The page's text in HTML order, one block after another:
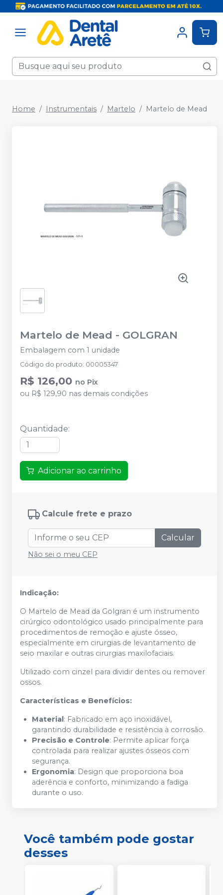
Home Instrumentais Martelo Martelo de Mead
Martelo de Mead - GOLGRAN
Embalagem com 1 unidade
Código do produto: 00005347
R$ 126,00 no Pix
ou R$ 129,90 nas demais condições
Quantidade:
Adicionar ao carrinho
Calcule frete e prazo
Calcular
Não sei o meu CEP
Indicação:
O Martelo de Mead da Golgran é um instrumento
cirúrgico odontológico usado principalmente para
procedimentos de remoção e ajuste ósseo,
especialmente em cirurgias de levantamento de
seio maxilar e outras cirurgias maxilofaciais.
Utilizado com cinzel para dividir dentes ou remover
ossos.
Características e Benefícios:
Material: Fabricado em aço inoxidável,
garantindo durabilidade e resistência à corrosão.
Precisão e Controle: Permite aplicar força
controlada para realizar ajustes ósseos com
segurança.
Ergonomia: Design que proporciona boa
aderência e conforto, minimizando a fadiga
durante o uso.
Você também pode gostar
desses